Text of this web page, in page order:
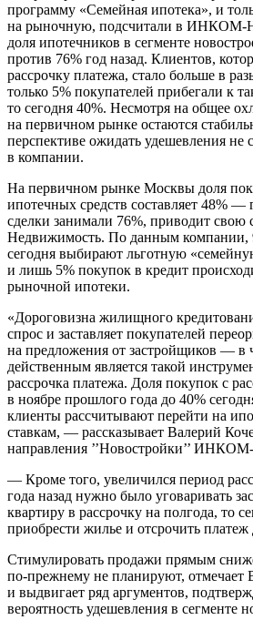
программу «Семейная ипотека», и
на рыночную, подсчитали в ИНКОМ-
доля ипотечников в сегменте
против 76% год назад. Клиентов,
рассрочку платежа, стало больше в
только 5% покупателей прибегали к
то сегодня 40%. Несмотря на общее
на первичном рынке остаются
перспективе ожидать удешевления не
в компании.
На первичном рынке Москвы доля
ипотечных средств составляет 48% —
сделки занимали 76%, приводит
Недвижимость. По данным компании,
сегодня выбирают льготную
и лишь 5% покупок в кредит
рыночной ипотеки.
«Дороговизна жилищного
спрос и заставляет покупателей
на предложения от застройщиков — в
действенным является такой
рассрочка платежа. Доля покупок с
в ноябре прошлого года до 40%
клиенты рассчитывают перейти на
ставкам, — рассказывает Валерий
направления ’’Новостройки’’
— Кроме того, увеличился период
года назад нужно было уговаривать
квартиру в рассрочку на полгода, то
приобрести жилье и отсрочить платеж
Стимулировать продажи прямым
по-прежнему не планируют, отмечает
и выдвигает ряд аргументов,
вероятность удешевления в сегменте